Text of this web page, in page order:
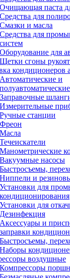
Очищающая паста
Средства для
Смазки и масла
Средства для
систем
Оборудование для
Щетки сгоны
кондиционеров
Автоматические и
Заправочные
Измерительные
Ручные станции
Фреон
Масла
Течеискатели
Манометрические
Вакуумные насосы
Быстросъемы,
Ниппели и
Установки для
кондиционирования
Установки для
Дезинфекция
Аксессуары и
заправки
Быстросъемы,
Наборы
воздушные
Компрессоры